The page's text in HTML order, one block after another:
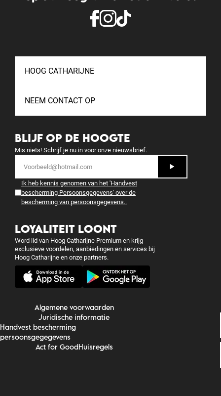
HOOG CATHARIJNE
NEEM CONTACT OP
BLIJF OP DE HOOGTE
Mis niets! Schrijf je nu in voor onze nieuwsbrief.
Ik heb kennis genomen van het 'Handvest
bescherming Persoonsgegevens' over de
bescherming van persoonsgegevens..
LOYALITEIT LOONT
Word lid van Hoog Catharijne Premium en krijg
exclusieve voordelen, aanbiedingen en services bij
Hoog Catharijne en onze partners.
Algemene voorwaarden
Juridische informatie
Handvest bescherming
persoonsgegegevens
Act for GoodHuisregels